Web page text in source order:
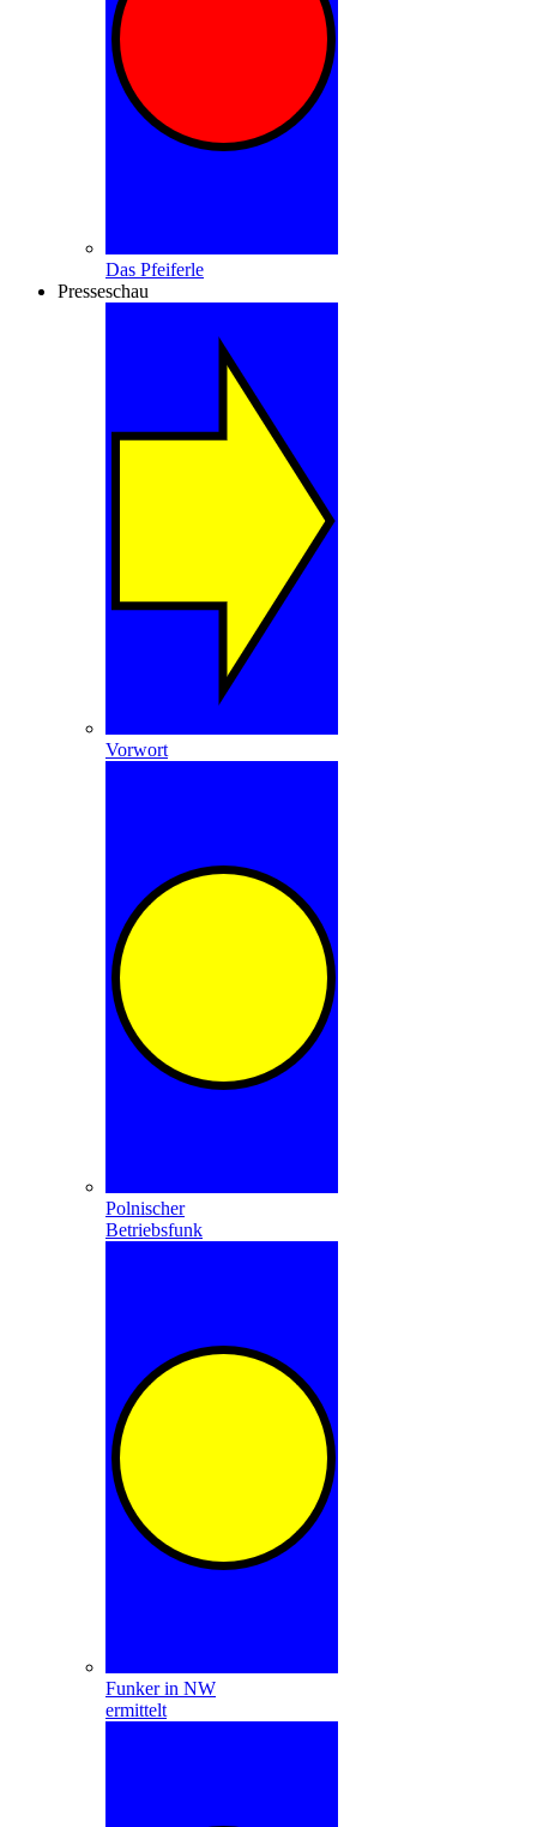
Das Pfeiferle
Presseschau
Vorwort
Polnischer
Betriebsfunk
Funker in NW
ermittelt